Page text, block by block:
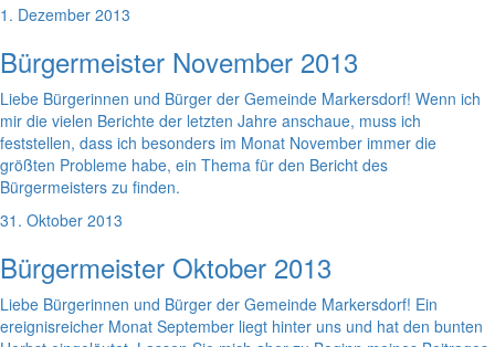
1. Dezember 2013
Bürgermeister November 2013
Liebe Bürgerinnen und Bürger der Gemeinde Markersdorf! Wenn ich
mir die vielen Berichte der letzten Jahre anschaue, muss ich
feststellen, dass ich besonders im Monat November immer die
größten Probleme habe, ein Thema für den Bericht des
Bürgermeisters zu finden.
31. Oktober 2013
Bürgermeister Oktober 2013
Liebe Bürgerinnen und Bürger der Gemeinde Markersdorf! Ein
ereignisreicher Monat September liegt hinter uns und hat den bunten